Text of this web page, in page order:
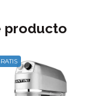
producto